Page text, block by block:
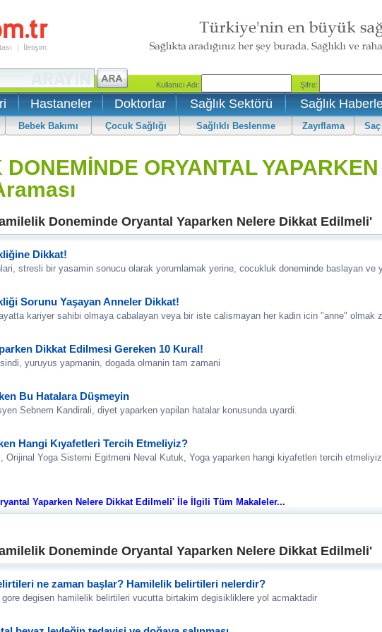
| İletişim
Hastaneler Doktorlar Sağlık Sektörü Sağlık
Bebek Bakımı Çocuk Sağlığı Sağlıklı Beslenme Zayıflama
ORYANTAL
Doneminde Oryantal Yaparken Nelere Dikkat Edilmeli'
Dikkat!
stresli bir yasamin sonucu olarak yorumlamak yerine, cocukluk doneminde baslayan ve
Sorunu Yaşayan Anneler Dikkat!
kariyer sahibi olmaya cabalayan veya bir iste calismayan her kadin icin "anne" olmak
Dikkat Edilmesi Gereken 10 Kural!
yuruyus yapmanin, dogada olmanin tam zamani
Bu Hatalara Düşmeyin
Sebnem Kandirali, diyet yaparken yapilan hatalar konusunda uyardi.
Hangi Kıyafetleri Tercih Etmeliyiz?
Orijinal Yoga Sistemi Egitmeni Neval Kutuk, Yoga yaparken hangi kiyafetleri tercih
Yaparken Nelere Dikkat Edilmeli' İle İlgili Tüm Makaleler...
Doneminde Oryantal Yaparken Nelere Dikkat Edilmeli'
ne zaman başlar? Hamilelik belirtileri nelerdir?
degisen hamilelik belirtileri vucutta birtakim degisikliklere yol acmaktadir